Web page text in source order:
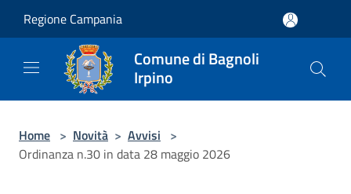
Regione Campania
Comune di Bagnoli
Irpino
Home > Novità > Avvisi >
Ordinanza n.30 in data 28 maggio 2026